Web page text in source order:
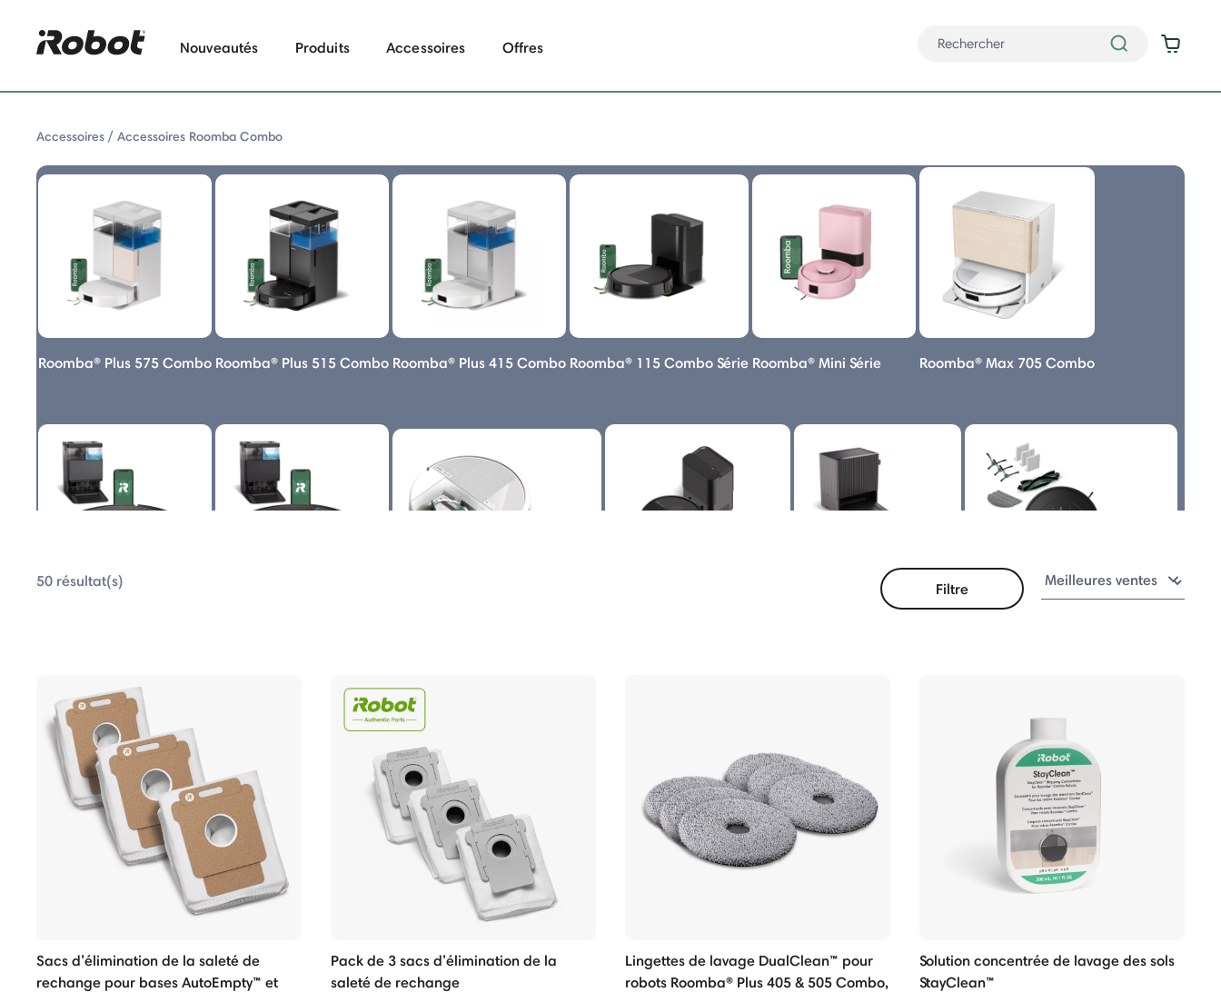
Nouveautés Produits Accessoires Offres
Accessoires Accessoires Roomba Combo
Roomba® Plus 575 Combo Roomba® Plus 515 Combo Roomba® Plus 415 Combo Roomba® 115 Combo Série Roomba® Mini Série Roomba® Max 705 Combo
Roomba Combo® 10 Max Roomba Combo® Essential Série
Roomba Combo® Séries i Roomba Combo® Série j Roomba Combo®
Roomba Combo
50 résultat(s) Filtre
Sacs d’élimination de la saleté de
rechange pour bases AutoEmpty™ et
Pack de 3 sacs d’élimination de la
saleté de rechange
Lingettes de lavage DualClean™ pour
robots Roomba® Plus 405 & 505 Combo,
Solution concentrée de lavage des sols
StayClean™